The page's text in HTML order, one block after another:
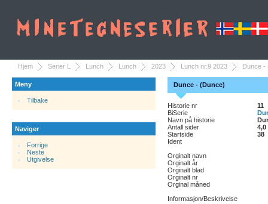
Hjem Serier L Lunch Lunch 2023 Lunch nr.9 2023 Dunce -
Meny
Tilbake
Naviger
Forrige
Neste
Utgivelse
Dunce - (Dunce)
Historie nr
11
BiSerie
Navn på historie
Antall sider
4,0
Startside
38
Ident
Orginalt navn
Orginalt år
Orginalt blad
Orginalt nr
Orginal måned
Informasjon/Beskrivelse